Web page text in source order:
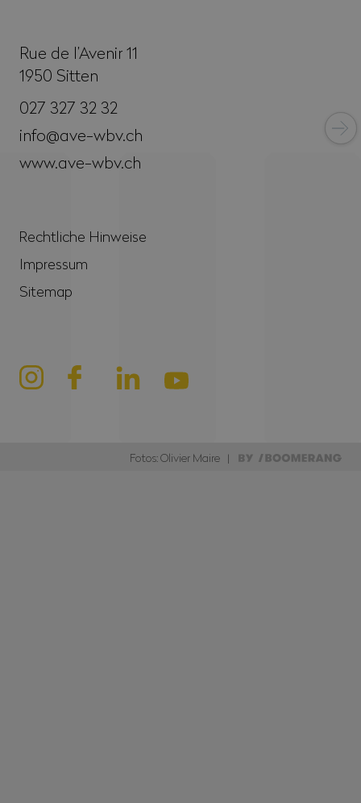
Rue de l’Avenir 11
1950 Sitten
027 327 32 32
info@ave-wbv.ch
www.ave-wbv.ch
Rechtliche Hinweise
Impressum
Sitemap
Fotos: Olivier Maire |